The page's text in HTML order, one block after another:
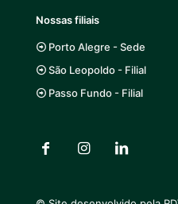
Nossas filiais
Porto Alegre - Sede
São Leopoldo - Filial
Passo Fundo - Filial